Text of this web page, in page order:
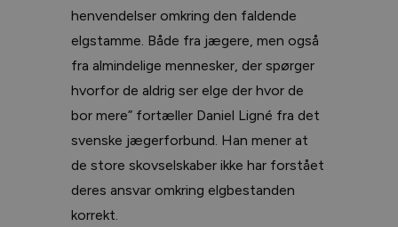
henvendelser omkring den faldende
elgstamme. Både fra jægere, men også
fra almindelige mennesker, der spørger
hvorfor de aldrig ser elge der hvor de
bor mere” fortæller Daniel Ligné fra det
svenske jægerforbund. Han mener at
de store skovselskaber ikke har forstået
deres ansvar omkring elgbestanden
korrekt.